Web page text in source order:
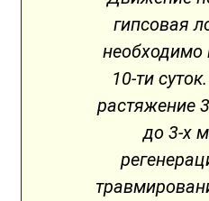
гипсовая
необходимо
10-ти
растяжение
до 3-х